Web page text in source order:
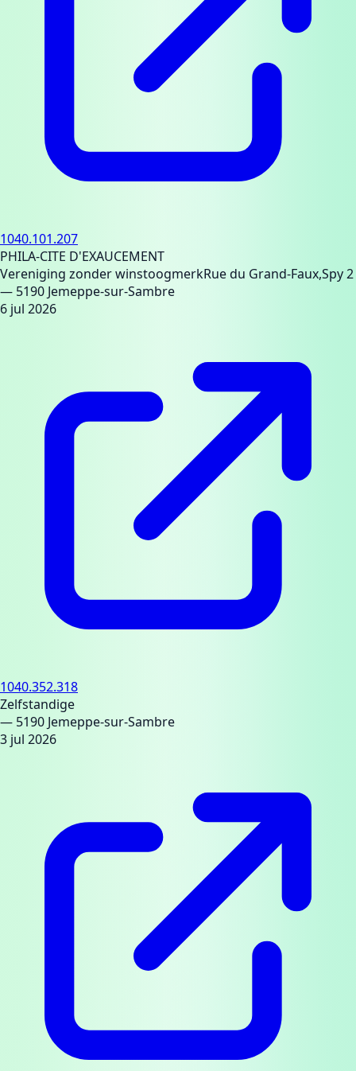
1040.101.207
PHILA-CITE D'EXAUCEMENT
Vereniging zonder winstoogmerkRue du Grand-Faux,Spy 2
— 5190 Jemeppe-sur-Sambre
6 jul 2026
1040.352.318
Zelfstandige
— 5190 Jemeppe-sur-Sambre
3 jul 2026